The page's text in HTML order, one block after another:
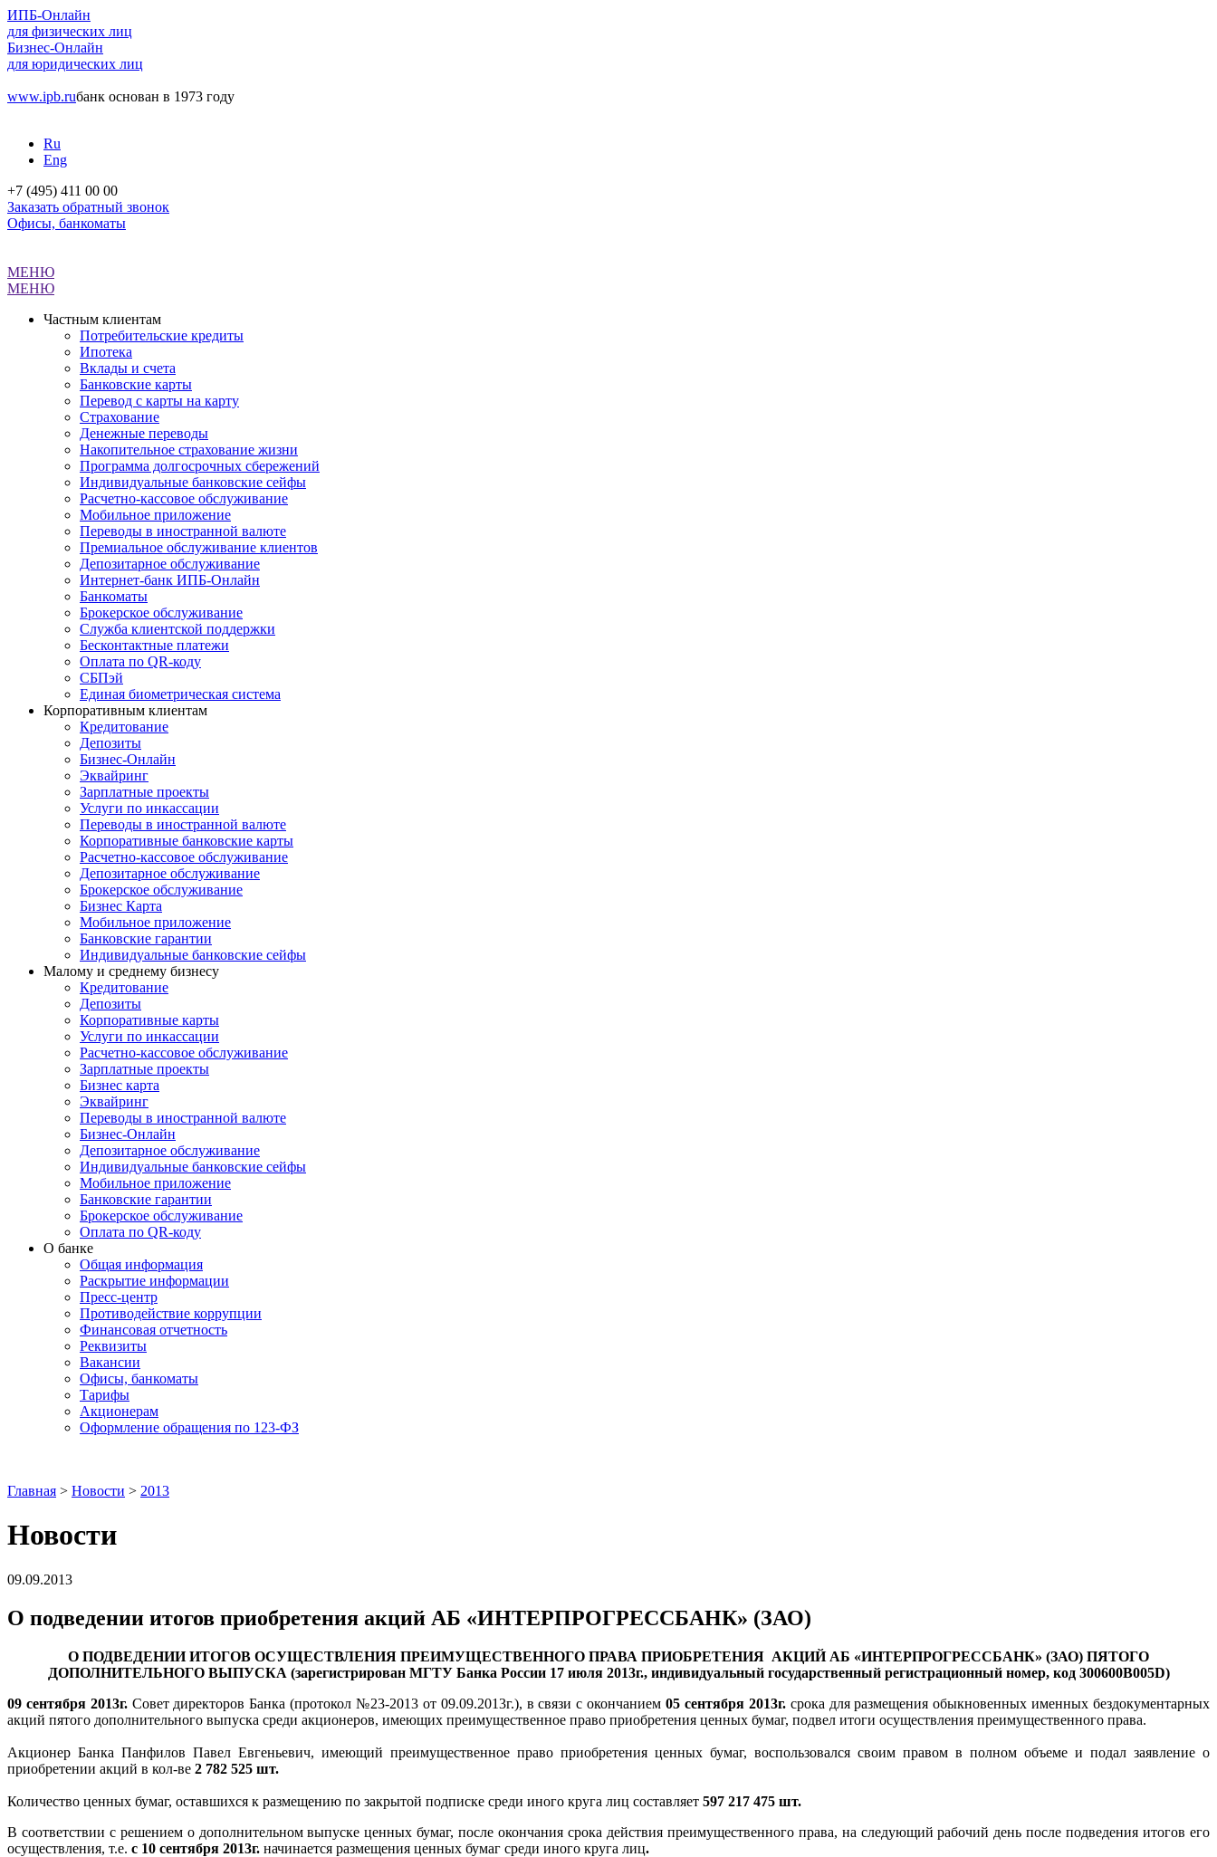
ИПБ-Онлайн
для физических лиц
Бизнес-Онлайн
для юридических лиц
www.ipb.ruбанк основан в 1973 году
Ru
Eng
+7 (495) 411 00 00
Заказать обратный звонок
Офисы, банкоматы
МЕНЮ
МЕНЮ
Частным клиентам
Потребительские кредиты
Ипотека
Вклады и счета
Банковские карты
Перевод с карты на карту
Страхование
Денежные переводы
Накопительное страхование жизни
Программа долгосрочных сбережений
Индивидуальные банковские сейфы
Расчетно-кассовое обслуживание
Мобильное приложение
Переводы в иностранной валюте
Премиальное обслуживание клиентов
Депозитарное обслуживание
Интернет-банк ИПБ-Онлайн
Банкоматы
Брокерское обслуживание
Служба клиентской поддержки
Бесконтактные платежи
Оплата по QR-коду
СБПэй
Единая биометрическая система
Корпоративным клиентам
Кредитование
Депозиты
Бизнес-Онлайн
Эквайринг
Зарплатные проекты
Услуги по инкассации
Переводы в иностранной валюте
Корпоративные банковские карты
Расчетно-кассовое обслуживание
Депозитарное обслуживание
Брокерское обслуживание
Бизнес Карта
Мобильное приложение
Банковские гарантии
Индивидуальные банковские сейфы
Малому и среднему бизнесу
Кредитование
Депозиты
Корпоративные карты
Услуги по инкассации
Расчетно-кассовое обслуживание
Зарплатные проекты
Бизнес карта
Эквайринг
Переводы в иностранной валюте
Бизнес-Онлайн
Депозитарное обслуживание
Индивидуальные банковские сейфы
Мобильное приложение
Банковские гарантии
Брокерское обслуживание
Оплата по QR-коду
О банке
Общая информация
Раскрытие информации
Пресс-центр
Противодействие коррупции
Финансовая отчетность
Реквизиты
Вакансии
Офисы, банкоматы
Тарифы
Акционерам
Оформление обращения по 123-ФЗ
Главная > Новости > 2013
Новости
09.09.2013
О подведении итогов приобретения акций АБ «ИНТЕРПРОГРЕССБАНК» (ЗАО)
О ПОДВЕДЕНИИ ИТОГОВ ОСУЩЕСТВЛЕНИЯ ПРЕИМУЩЕСТВЕННОГО ПРАВА ПРИОБРЕТЕНИЯ АКЦИЙ АБ «ИНТЕРПРОГРЕССБАНК» (ЗАО) ПЯТОГО
ДОПОЛНИТЕЛЬНОГО ВЫПУСКА (зарегистрирован МГТУ Банка России 17 июля 2013г., индивидуальный государственный регистрационный номер, код 300600В005D)
09 сентября 2013г.Совет директоров Банка (протокол №23-2013 от 09.09.2013г.), в связи с окончанием05 сентября 2013г. срока для размещения обыкновенных именных бездокументарных
акций пятого дополнительного выпуска среди акционеров, имеющих преимущественное право приобретения ценных бумаг, подвел итоги осуществления преимущественного права.
Акционер Банка Панфилов Павел Евгеньевич, имеющий преимущественное право приобретения ценных бумаг, воспользовался своим правом в полном объеме и подал заявление о
приобретении акций в кол-ве 2 782 525 шт.
Количество ценных бумаг, оставшихся к размещению по закрытой подписке среди иного круга лиц составляет 597 217 475 шт.
В соответствии с решением о дополнительном выпуске ценных бумаг, после окончания срока действия преимущественного права, на следующий рабочий день после подведения итогов его
осуществления, т.е. с 10 сентября 2013г. начинается размещения ценных бумаг среди иного круга лиц.